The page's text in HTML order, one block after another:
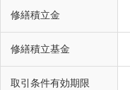
修繕積立金
修繕積立基金
取引条件有効期限